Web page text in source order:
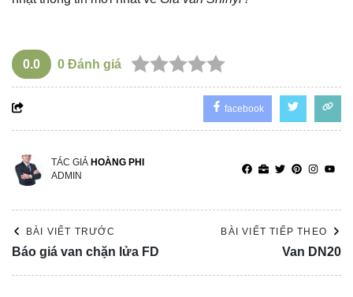
0.0 0 Đánh giá
facebook
TÁC GIẢ HOÀNG PHI
ADMIN
BÀI VIẾT TRƯỚC
Báo giá van chặn lửa FD
BÀI VIẾT TIẾP THEO
Van DN20